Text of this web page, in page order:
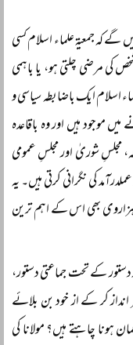
گے کہ جمعیۃ علماء اسلام کسی
کی مرضی چلتی ہو، یا باہمی
اسلام ایک باضابطہ سیاسی و
موجود ہیں اور وہ باقاعدہ
مجلسِ شوریٰ اور مجلسِ عمومی
کی نگرانی کرتی ہیں۔ یہ
ہزاروی بھی اس کے اہم ترین
کے تحت جماعتی دستور،
انداز کر کے از خود بن بلائے
ہونا چاہتے ہیں؟ مولانا کی